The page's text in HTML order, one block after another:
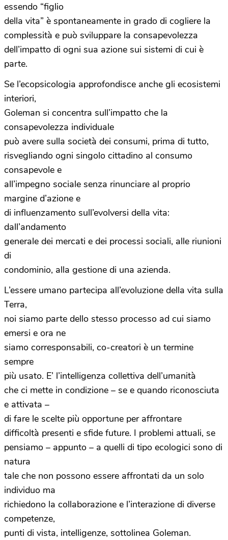
essendo “figlio
della vita” è spontaneamente in grado di cogliere la
complessità e può sviluppare la consapevolezza
dell’impatto di ogni sua azione sui sistemi di cui è
parte.
Se l’ecopsicologia approfondisce anche gli ecosistemi
interiori,
Goleman si concentra sull’impatto che la
consapevolezza individuale
può avere sulla società dei consumi, prima di tutto,
risvegliando ogni singolo cittadino al consumo
consapevole e
all’impegno sociale senza rinunciare al proprio
margine d’azione e
di influenzamento sull’evolversi della vita:
dall’andamento
generale dei mercati e dei processi sociali, alle riunioni
di
condominio, alla gestione di una azienda.
L’essere umano partecipa all’evoluzione della vita sulla
Terra,
noi siamo parte dello stesso processo ad cui siamo
emersi e ora ne
siamo corresponsabili, co-creatori è un termine
sempre
più usato. E’ l’intelligenza collettiva dell’umanità
che ci mette in condizione – se e quando riconosciuta
e attivata –
di fare le scelte più opportune per affrontare
difficoltà presenti e sfide future. I problemi attuali, se
pensiamo – appunto – a quelli di tipo ecologici sono di
natura
tale che non possono essere affrontati da un solo
individuo ma
richiedono la collaborazione e l’interazione di diverse
competenze,
punti di vista, intelligenze, sottolinea Goleman.